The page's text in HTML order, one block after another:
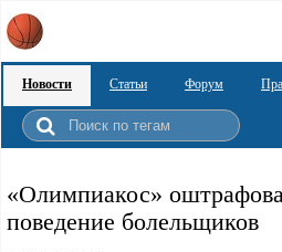
Новости Статьи Форум
«Олимпиакос»
поведение болельщиков